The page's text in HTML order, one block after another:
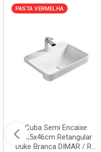
PASTA VERMELHA
Cuba Semi Encaixe
58,5x46cm Retangular
Duke Branca DIMAR / R...